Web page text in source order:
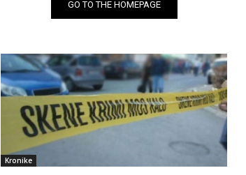
GO TO THE HOMEPAGE
Kronike